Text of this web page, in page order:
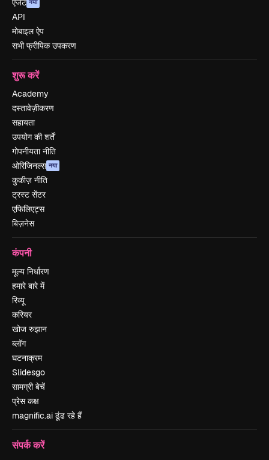
एजेंट नया
API
मोबाइल ऐप
सभी फ्रीपिक उपकरण
शुरू करें
Academy
दस्तावेज़ीकरण
सहायता
उपयोग की शर्तें
गोपनीयता नीति
ओरिजिनल्स नया
कुकीज़ नीति
ट्रस्ट सेंटर
एफिलिएट्स
बिज़नेस
कंपनी
मूल्य निर्धारण
हमारे बारे में
रिव्यू
करियर
खोज रुझान
ब्लॉग
घटनाक्रम
Slidesgo
सामग्री बेचें
प्रेस कक्ष
magnific.ai ढूंढ रहे हैं
संपर्क करें